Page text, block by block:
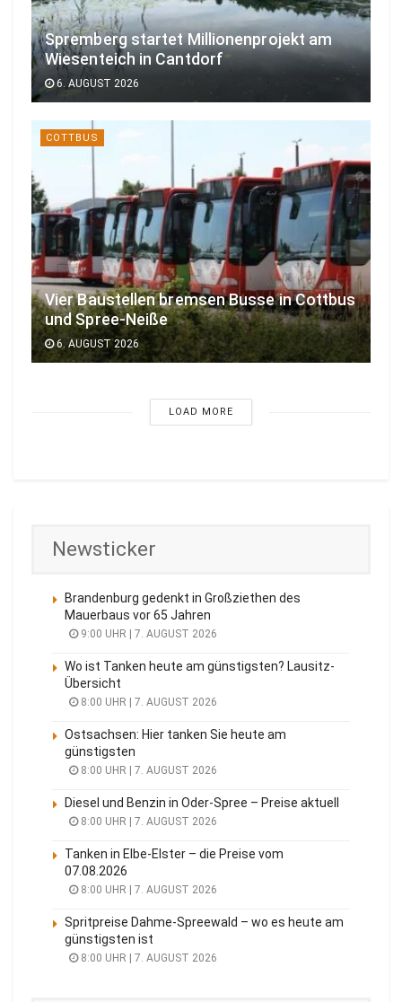
Spremberg startet Millionenprojekt am
Wiesenteich in Cantdorf
6. AUGUST 2026
COTTBUS
Vier Baustellen bremsen Busse in Cottbus
und Spree-Neiße
6. AUGUST 2026
LOAD MORE
Newsticker
Brandenburg gedenkt in Großziethen des
Mauerbaus vor 65 Jahren
9:00 UHR | 7. AUGUST 2026
Wo ist Tanken heute am günstigsten? Lausitz-
Übersicht
8:00 UHR | 7. AUGUST 2026
Ostsachsen: Hier tanken Sie heute am
günstigsten
8:00 UHR | 7. AUGUST 2026
Diesel und Benzin in Oder-Spree – Preise aktuell
8:00 UHR | 7. AUGUST 2026
Tanken in Elbe-Elster – die Preise vom
07.08.2026
8:00 UHR | 7. AUGUST 2026
Spritpreise Dahme-Spreewald – wo es heute am
günstigsten ist
8:00 UHR | 7. AUGUST 2026